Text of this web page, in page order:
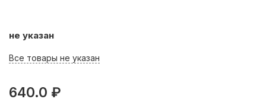
не указан
Все товары не указан
640.0 ₽